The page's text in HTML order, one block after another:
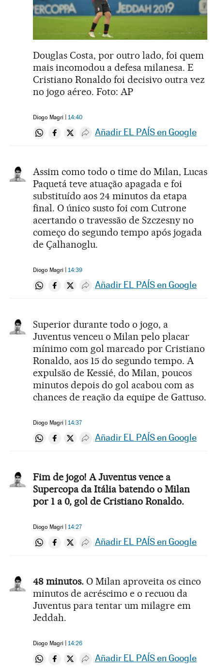
Douglas Costa, por outro lado, foi quem
mais incomodou a defesa milanesa. E
Cristiano Ronaldo foi decisivo outra vez
no jogo aéreo. Foto: AP
Diogo Magri 14:40
Compartir en Whatsapp
Compartir en Facebook
Compartir en Twitter
Desplegar Redes Sociales
Añadir EL PAÍS en Google
Assim como todo o time do Milan, Lucas
Paquetá teve atuação apagada e foi
substituído aos 24 minutos da etapa
final. O único susto foi com Cutrone
acertando o travessão de Szczesny no
começo do segundo tempo após jogada
de Çalhanoglu.
Diogo Magri 14:39
Compartir en Whatsapp
Compartir en Facebook
Compartir en Twitter
Desplegar Redes Sociales
Añadir EL PAÍS en Google
Superior durante todo o jogo, a
Juventus venceu o Milan pelo placar
mínimo com gol marcado por Cristiano
Ronaldo, aos 15 do segundo tempo. A
expulsão de Kessié, do Milan, poucos
minutos depois do gol acabou com as
chances de reação da equipe de Gattuso.
Diogo Magri 14:37
Compartir en Whatsapp
Compartir en Facebook
Compartir en Twitter
Desplegar Redes Sociales
Añadir EL PAÍS en Google
Fim de jogo! A Juventus vence a
Supercopa da Itália batendo o Milan
por 1 a 0, gol de Cristiano Ronaldo.
Diogo Magri 14:27
Compartir en Whatsapp
Compartir en Facebook
Compartir en Twitter
Desplegar Redes Sociales
Añadir EL PAÍS en Google
48 minutos. O Milan aproveita os cinco
minutos de acréscimo e o recuou da
Juventus para tentar um milagre em
Jeddah.
Diogo Magri 14:26
Compartir en Whatsapp
Compartir en Facebook
Compartir en Twitter
Desplegar Redes Sociales
Añadir EL PAÍS en Google